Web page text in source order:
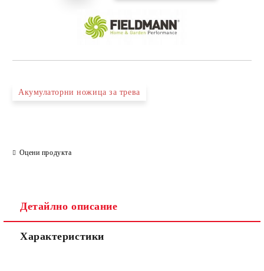
Акумулаторни ножица за трева
Оцени продукта
Детайлно описание
Характеристики